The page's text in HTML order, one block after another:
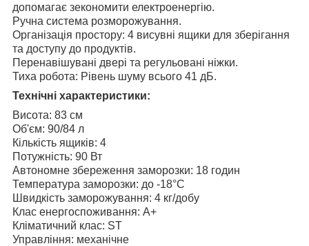
допомагає зекономити електроенергію.
Ручна система розморожування.
Організація простору: 4 висувні ящики для зберігання
та доступу до продуктів.
Перенавішувані двері та регульовані ніжки.
Тиха робота: Рівень шуму всього 41 дБ.
Технічні характеристики:
Висота: 83 см
Об'єм: 90/84 л
Кількість ящиків: 4
Потужність: 90 Вт
Автономне збереження заморозки: 18 годин
Температура заморозки: до -18°C
Швидкість заморожування: 4 кг/добу
Клас енергоспоживання: A+
Кліматичний клас: ST
Управління: механічне